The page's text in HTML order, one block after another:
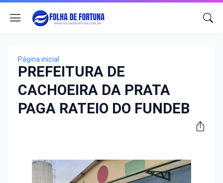
Página inicial
PREFEITURA DE
CACHOEIRA DA PRATA
PAGA RATEIO DO FUNDEB